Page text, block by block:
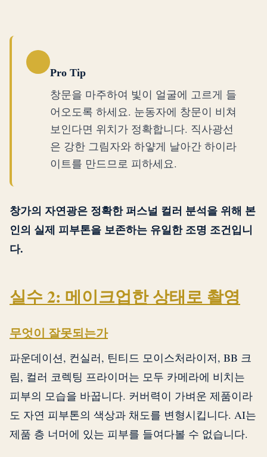
Pro Tip
창문을 마주하여 빛이 얼굴에 고르게 들
어오도록 하세요. 눈동자에 창문이 비쳐
보인다면 위치가 정확합니다. 직사광선
은 강한 그림자와 하얗게 날아간 하이라
이트를 만드므로 피하세요.
창가의 자연광은 정확한 퍼스널 컬러 분석을 위해 본
인의 실제 피부톤을 보존하는 유일한 조명 조건입니
다.
실수 2: 메이크업한 상태로 촬영
무엇이 잘못되는가
파운데이션, 컨실러, 틴티드 모이스처라이저, BB 크
림, 컬러 코렉팅 프라이머는 모두 카메라에 비치는
피부의 모습을 바꿉니다. 커버력이 가벼운 제품이라
도 자연 피부톤의 색상과 채도를 변형시킵니다. AI는
제품 층 너머에 있는 피부를 들여다볼 수 없습니다.